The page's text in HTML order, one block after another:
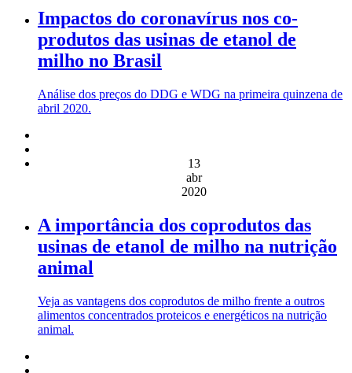
Impactos do coronavírus nos co-
produtos das usinas de etanol de
milho no Brasil
Análise dos preços do DDG e WDG na primeira quinzena de
abril 2020.
13
abr
2020
A importância dos coprodutos das
usinas de etanol de milho na nutrição
animal
Veja as vantagens dos coprodutos de milho frente a outros
alimentos concentrados proteicos e energéticos na nutrição
animal.